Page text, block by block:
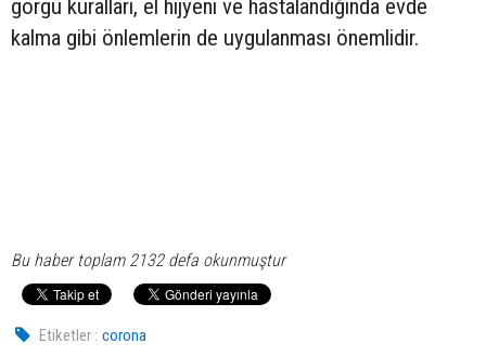
görgü kuralları, el hijyeni ve hastalandığında evde
kalma gibi önlemlerin de uygulanması önemlidir.
Bu haber toplam 2132 defa okunmuştur
Etiketler : corona